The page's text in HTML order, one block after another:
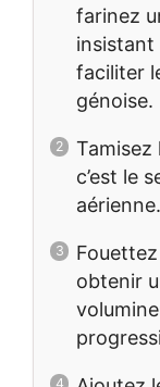
farinez
insistant
faciliter
génoise.
Tamisez
c’est le
aérienne.
obtenir